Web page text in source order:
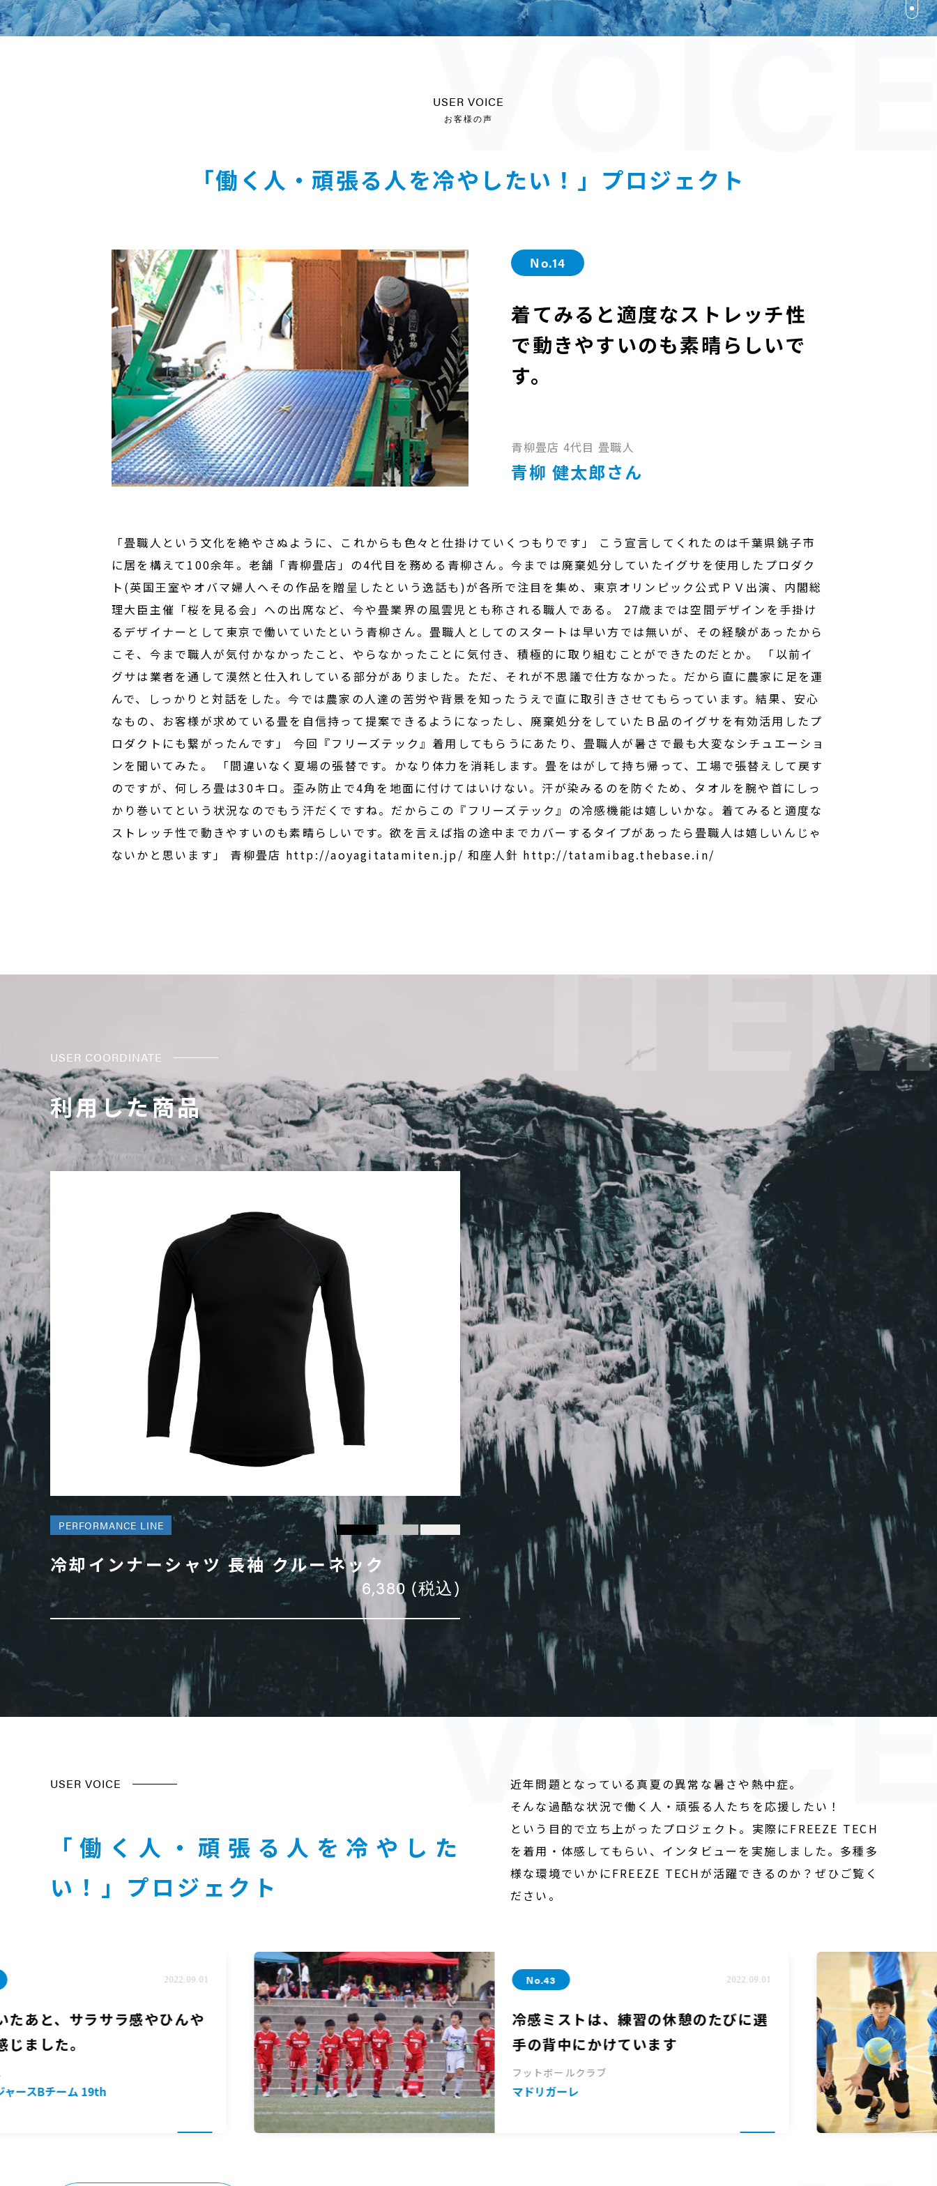
USER VOICE
お客様の声
「働く人・頑張る人を冷やしたい！」プロジェクト
No.14
着てみると適度なストレッチ性
で動きやすいのも素晴らしいで
す。
青柳畳店 4代目 畳職人
青柳 健太郎さん
「畳職人という文化を絶やさぬように、これからも色々と仕掛けていくつもりです」 こう宣言してくれたのは千葉県銚子市
に居を構えて100余年。老舗「青柳畳店」の4代目を務める青柳さん。今までは廃棄処分していたイグサを使用したプロダク
ト(英国王室やオバマ婦人へその作品を贈呈したという逸話も)が各所で注目を集め、東京オリンピック公式ＰＶ出演、内閣総
理大臣主催「桜を見る会」への出席など、今や畳業界の風雲児とも称される職人である。 27歳までは空間デザインを手掛け
るデザイナーとして東京で働いていたという青柳さん。畳職人としてのスタートは早い方では無いが、その経験があったから
こそ、今まで職人が気付かなかったこと、やらなかったことに気付き、積極的に取り組むことができたのだとか。 「以前イ
グサは業者を通して漠然と仕入れしている部分がありました。ただ、それが不思議で仕方なかった。だから直に農家に足を運
んで、しっかりと対話をした。今では農家の人達の苦労や背景を知ったうえで直に取引きさせてもらっています。結果、安心
なもの、お客様が求めている畳を自信持って提案できるようになったし、廃棄処分をしていたＢ品のイグサを有効活用したプ
ロダクトにも繋がったんです」 今回『フリーズテック』着用してもらうにあたり、畳職人が暑さで最も大変なシチュエーショ
ンを聞いてみた。 「間違いなく夏場の張替です。かなり体力を消耗します。畳をはがして持ち帰って、工場で張替えして戻す
のですが、何しろ畳は30キロ。歪み防止で4角を地面に付けてはいけない。汗が染みるのを防ぐため、タオルを腕や首にしっ
かり巻いてという状況なのでもう汗だくですね。だからこの『フリーズテック』の冷感機能は嬉しいかな。着てみると適度な
ストレッチ性で動きやすいのも素晴らしいです。欲を言えば指の途中までカバーするタイプがあったら畳職人は嬉しいんじゃ
ないかと思います」 青柳畳店 http://aoyagitatamiten.jp/ 和座人針 http://tatamibag.thebase.in/
USER COORDINATE
利用した商品
PERFORMANCE LINE
冷却インナーシャツ 長袖 クルーネック
6,380 (税込)
USER VOICE
「働く人・頑張る人を冷やした
い！」プロジェクト
近年問題となっている真夏の異常な暑さや熱中症。
そんな過酷な状況で働く人・頑張る人たちを応援したい！
という目的で立ち上がったプロジェクト。実際にFREEZE TECH
を着用・体感してもらい、インタビューを実施しました。 多種多
様な環境でいかにFREEZE TECHが活躍できるのか？ぜひご覧く
ださい。
サラサラ感やひんや
。
ーム 19th
No.43
冷感ミストは、練習の休憩のたびに選
手の背中にかけています
フットボールクラブ
マドリガーレ